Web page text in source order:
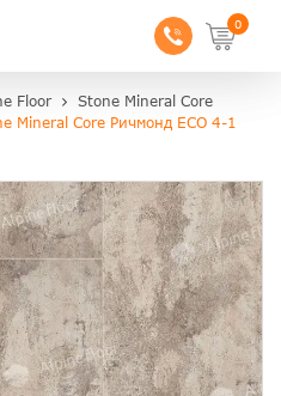
0
Floor
Stone Mineral Core
Mineral Core Ричмонд ЕСО 4-1